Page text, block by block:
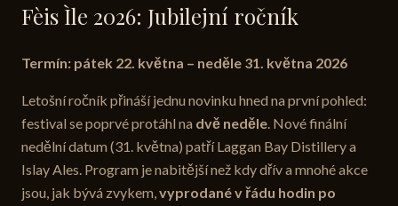
Fèis Ìle 2026: Jubilejní ročník
Termín: pátek 22. května – neděle 31. května 2026
Letošní ročník přináší jednu novinku hned na první pohled:
festival se poprvé protáhl na dvě neděle. Nové finální
nedělní datum (31. května) patří Laggan Bay Distillery a
Islay Ales. Program je nabitější než kdy dřív a mnohé akce
jsou, jak bývá zvykem,vyprodané v řádu hodin po